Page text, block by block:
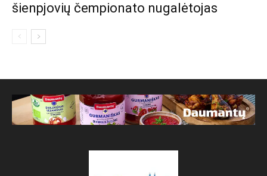
šienpjovių čempionato nugalėtojas